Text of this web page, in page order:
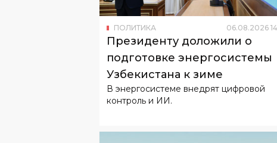
подготовке энергосистемы
Узбекистана к зиме
В энергосистеме внедрят цифровой